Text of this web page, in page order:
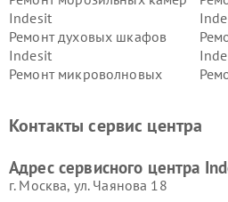
Indesit
Ремонт духовых шкафов
Indesit
Ремонт микроволновых
Indesit
Контакты сервис центра
Адрес сервисного центра
г. Москва, ул. Чаянова 18